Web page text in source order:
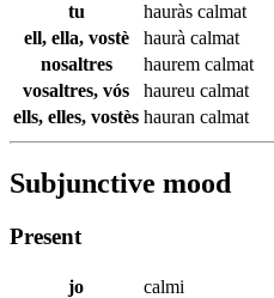
tu
hauràs calmat
ell, ella, vostè
haurà calmat
nosaltres
haurem calmat
vosaltres, vós
haureu calmat
ells, elles, vostès hauran calmat
Subjunctive mood
Present
jo
calmi